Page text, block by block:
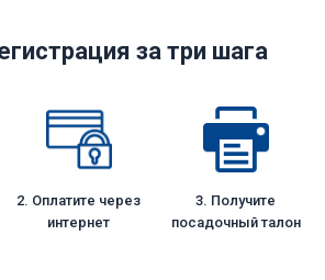
за три шага
2. Оплатите через
интернет
3. Получите
посадочный талон